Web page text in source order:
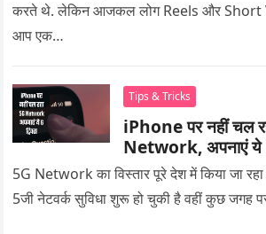
करते थे. लेकिन आजकल लोग Reels और Short
आप एक…
Tips & Tricks
iPhone पर नहीं चल
Network, अपनाएं ये
5G Network का विस्तार पूरे देश में किया जा
5जी नेटवर्क सुविधा शुरू हो चुकी है वहीं कुछ जगह